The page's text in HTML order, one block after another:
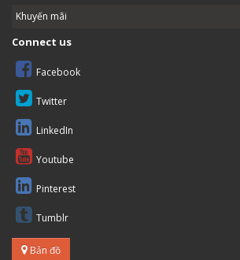
Khuyến mãi
Connect us
Facebook
Twitter
LinkedIn
Youtube
Pinterest
Tumblr
Bản đồ